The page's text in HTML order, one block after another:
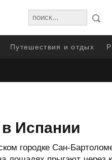
Путешествия и отдых
Испании
городке Сан-